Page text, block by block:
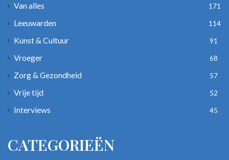
Van alles 171
Leeuwarden 114
Kunst & Cultuur 91
Vroeger 68
Zorg & Gezondheid 57
Vrije tijd 52
Interviews 45
CATEGORIEËN